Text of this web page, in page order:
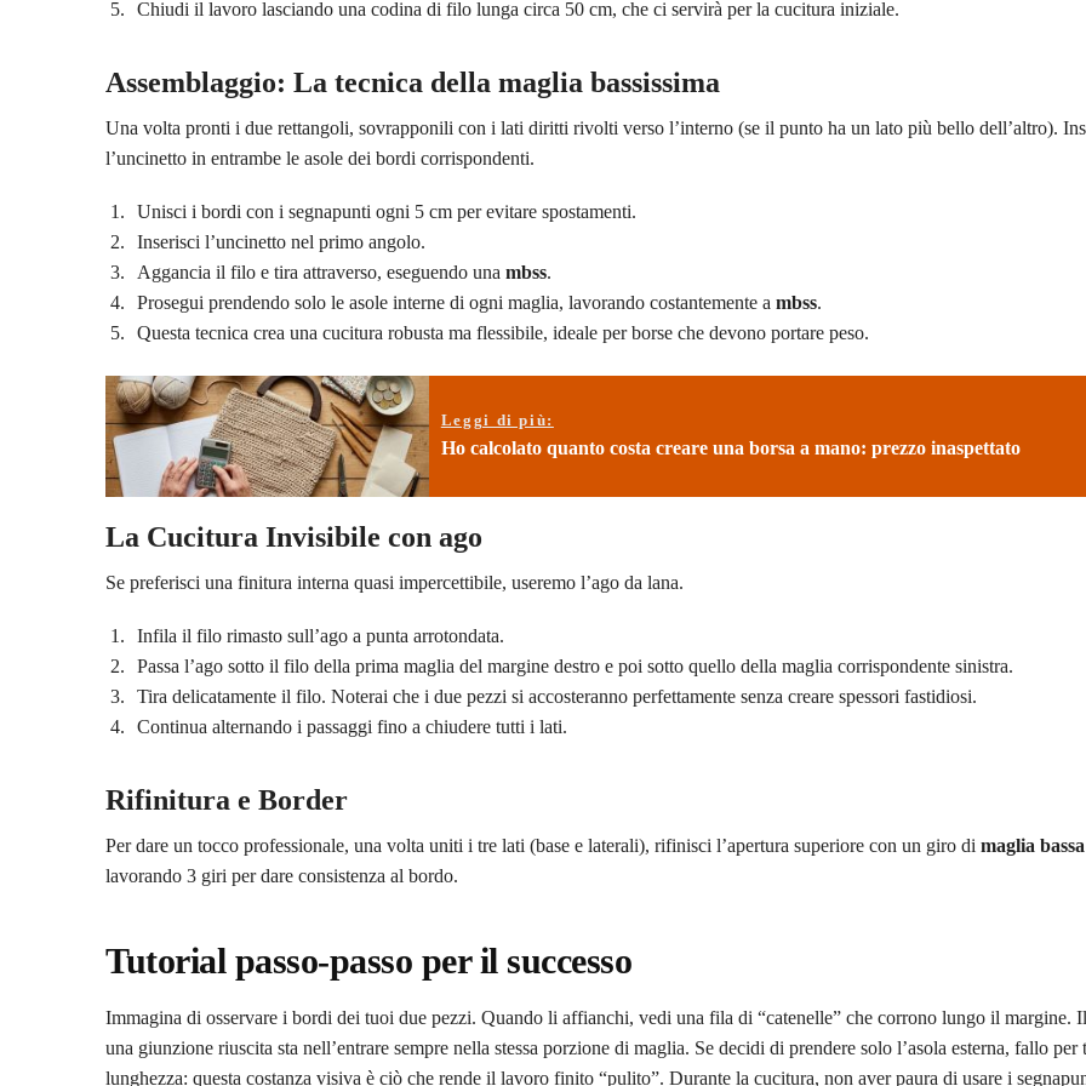
Chiudi il lavoro lasciando una codina di filo lunga circa 50 cm, che ci servirà per la cucitura iniziale.
Assemblaggio: La tecnica della maglia bassissima
Una volta pronti i due rettangoli, sovrapponili con i lati diritti rivolti verso l’interno (se il punto ha un lato più bello dell’altro).
l’uncinetto in entrambe le asole dei bordi corrispondenti.
Unisci i bordi con i segnapunti ogni 5 cm per evitare spostamenti.
Inserisci l’uncinetto nel primo angolo.
Aggancia il filo e tira attraverso, eseguendo una mbss.
Prosegui prendendo solo le asole interne di ogni maglia, lavorando costantemente a mbss.
Questa tecnica crea una cucitura robusta ma flessibile, ideale per borse che devono portare peso.
Leggi di più:
Ho calcolato quanto costa creare una borsa a mano: prezzo inaspettato
La Cucitura Invisibile con ago
Se preferisci una finitura interna quasi impercettibile, useremo l’ago da lana.
Infila il filo rimasto sull’ago a punta arrotondata.
Passa l’ago sotto il filo della prima maglia del margine destro e poi sotto quello della maglia corrispondente sinistra.
Tira delicatamente il filo. Noterai che i due pezzi si accosteranno perfettamente senza creare spessori fastidiosi.
Continua alternando i passaggi fino a chiudere tutti i lati.
Rifinitura e Border
Per dare un tocco professionale, una volta uniti i tre lati (base e laterali), rifinisci l’apertura superiore con un giro di maglia bassa
lavorando 3 giri per dare consistenza al bordo.
Tutorial passo-passo per il successo
Immagina di osservare i bordi dei tuoi due pezzi. Quando li affianchi, vedi una fila di “catenelle” che corrono lungo il margine.
una giunzione riuscita sta nell’entrare sempre nella stessa porzione di maglia. Se decidi di prendere solo l’asola esterna, fallo per
lunghezza: questa costanza visiva è ciò che rende il lavoro finito “pulito”. Durante la cucitura, non aver paura di usare i